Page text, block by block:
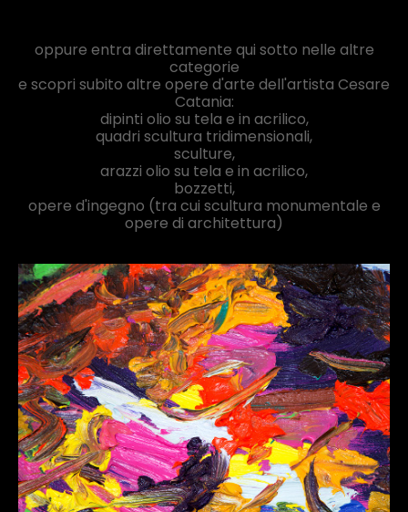
oppure entra direttamente qui sotto nelle altre
categorie
e scopri subito altre opere d'arte dell'artista Cesare
Catania:
dipinti olio su tela e in acrilico,
quadri scultura tridimensionali,
sculture,
arazzi olio su tela e in acrilico,
bozzetti,
opere d'ingegno (tra cui scultura monumentale e
opere di architettura)